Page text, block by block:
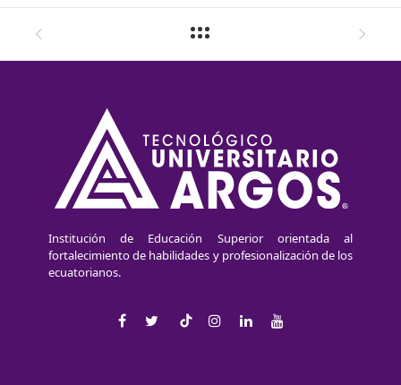
Institución de Educación Superior orientada al
fortalecimiento de habilidades y profesionalización de los
ecuatorianos.